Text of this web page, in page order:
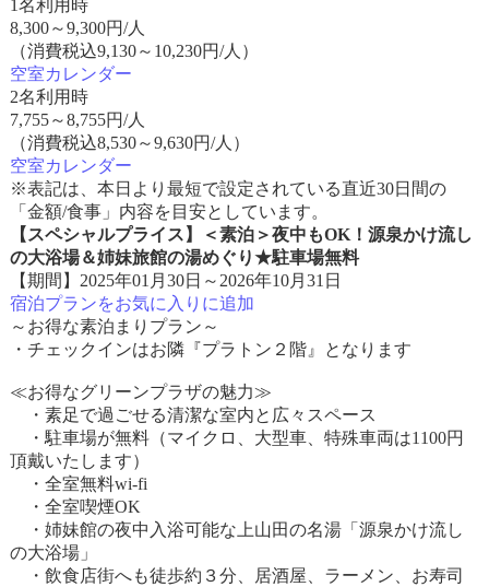
1名利用時
8,300～9,300円/人
（消費税込9,130～10,230円/人）
空室カレンダー
2名利用時
7,755～8,755円/人
（消費税込8,530～9,630円/人）
空室カレンダー
※表記は、本日より最短で設定されている直近30日間の
「金額/食事」内容を目安としています。
【スペシャルプライス】＜素泊＞夜中もOK！源泉かけ流し
の大浴場＆姉妹旅館の湯めぐり★駐車場無料
【期間】2025年01月30日～2026年10月31日
宿泊プランをお気に入りに追加
～お得な素泊まりプラン～
・チェックインはお隣『プラトン２階』となります
≪お得なグリーンプラザの魅力≫
・素足で過ごせる清潔な室内と広々スペース
・駐車場が無料（マイクロ、大型車、特殊車両は1100円
頂戴いたします）
・全室無料wi-fi
・全室喫煙OK
・姉妹館の夜中入浴可能な上山田の名湯「源泉かけ流し
の大浴場」
・飲食店街へも徒歩約３分、居酒屋、ラーメン、お寿司